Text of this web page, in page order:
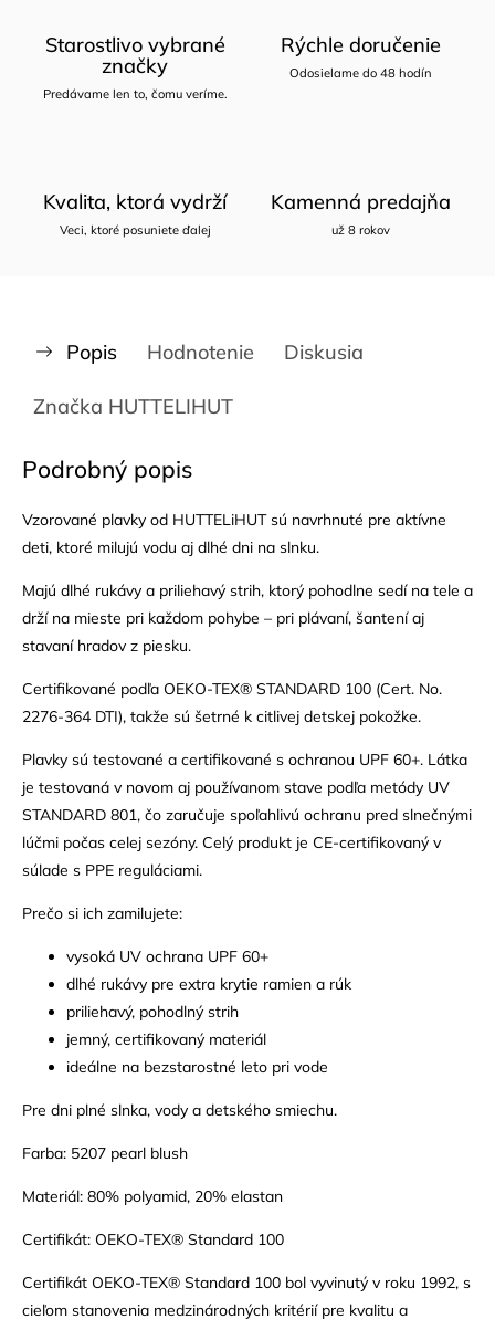
Starostlivo vybrané
značky
Predávame len to, čomu veríme.
Rýchle doručenie
Odosielame do 48 hodín
Kvalita, ktorá vydrží
Veci, ktoré posuniete ďalej
Kamenná predajňa
už 8 rokov
Popis Hodnotenie Diskusia
Značka HUTTELIHUT
Podrobný popis
Vzorované plavky od HUTTELiHUT sú navrhnuté pre aktívne
deti, ktoré milujú vodu aj dlhé dni na slnku.
Majú dlhé rukávy a priliehavý strih, ktorý pohodlne sedí na tele a
drží na mieste pri každom pohybe – pri plávaní, šantení aj
stavaní hradov z piesku.
Certifikované podľa OEKO-TEX® STANDARD 100 (Cert. No.
2276-364 DTI), takže sú šetrné k citlivej detskej pokožke.
Plavky sú testované a certifikované s ochranou UPF 60+. Látka
je testovaná v novom aj používanom stave podľa metódy UV
STANDARD 801, čo zaručuje spoľahlivú ochranu pred slnečnými
lúčmi počas celej sezóny. Celý produkt je CE-certifikovaný v
súlade s PPE reguláciami.
Prečo si ich zamilujete:
vysoká UV ochrana UPF 60+
dlhé rukávy pre extra krytie ramien a rúk
priliehavý, pohodlný strih
jemný, certifikovaný materiál
ideálne na bezstarostné leto pri vode
Pre dni plné slnka, vody a detského smiechu.
Farba: 5207 pearl blush
Materiál: 80% polyamid, 20% elastan
Certifikát: OEKO-TEX® Standard 100
Certifikát OEKO-TEX® Standard 100 bol vyvinutý v roku 1992, s
cieľom stanovenia medzinárodných kritérií pre kvalitu a